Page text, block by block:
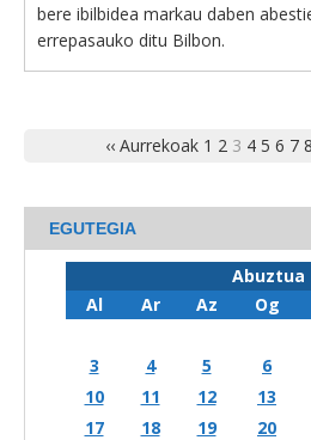
bere ibilbidea markau daben
errepasauko ditu Bilbon.
‹‹ Aurrekoak 1 2 3 4 5 6 7 8
EGUTEGIA
Abuztua
Al
Ar Az Og
3
4 5 6
10
11 12 13
17
18 19 20